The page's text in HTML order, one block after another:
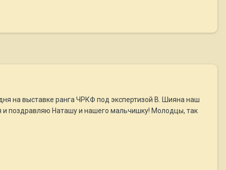
на выставке ранга ЧРКФ под экспертизой В. Шияна наш
поздравляю Наташу и нашего мальчишку! Молодцы, так